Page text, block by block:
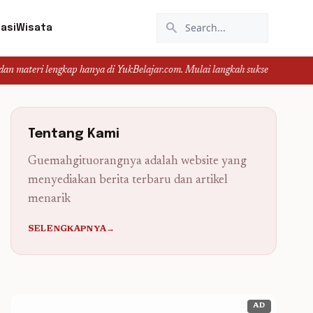
Wisata search
hanya di YukBelajar.com. Mulai langkah suksesmu hari ini! •
Tentang Kami
Guemahgituorangnya adalah website yang
menyediakan berita terbaru dan artikel
menarik
SELENGKAPNYA→
AD